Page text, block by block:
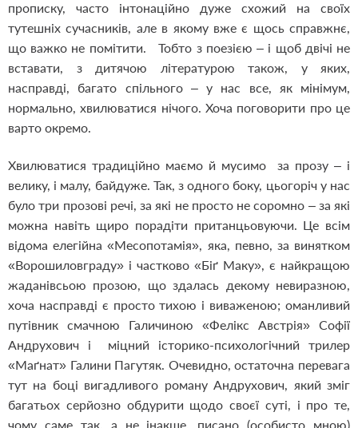
прописку, часто інтонаційно дуже схожий на своїх
тутешніх сучасників, але в якому вже є щось справжнє,
що важко не помітити. Тобто з поезією – і щоб двічі не
вставати, з дитячою літературою також, у яких,
насправді, багато спільного – у нас все, як мінімум,
нормально, хвилюватися нічого. Хоча поговорити про це
варто окремо.
Хвилюватися традиційно маємо й мусимо за прозу – і
велику, і малу, байдуже. Так, з одного боку, цьогоріч у нас
було три прозові речі, за які не просто не соромно – за які
можна навіть щиро порадіти пританцьовуючи. Це всім
відома елегійна «Месопотамія», яка, певно, за винятком
«Ворошиловграду» і частково «Біґ Маку», є найкращою
жаданівсьою прозою, що здалась декому невиразною,
хоча насправді є просто тихою і виваженою; оманливий
путівник смачною Галичиною «Фелікс Австрія» Софії
Андрухович і міцний історико-психологічний трилер
«Маґнат» Галини Пагутяк. Очевидно, остаточна перевага
тут на боці вигадливого роману Андрухович, який зміг
багатьох серйозно обдурити щодо своєї суті, і про те,
чому саме так, а не інакше, писано (особисто мною)